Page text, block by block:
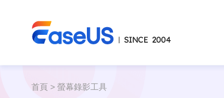
首頁 >螢幕錄影工具